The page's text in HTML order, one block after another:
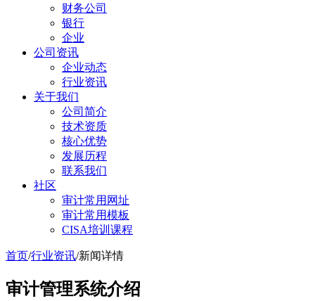
财务公司
银行
企业
公司资讯
企业动态
行业资讯
关于我们
公司简介
技术资质
核心优势
发展历程
联系我们
社区
审计常用网址
审计常用模板
CISA培训课程
首页/行业资讯/新闻详情
审计管理系统介绍